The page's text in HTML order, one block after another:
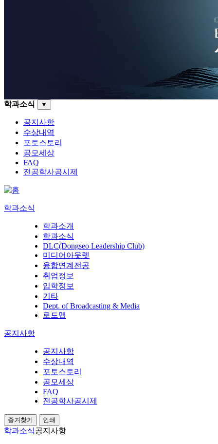
학과소식 ▼
공지사항
수상내역
포토스토리
공모세상
FAQ
전공학사공시제
학과소식
학과소개
학과소식
DLC(Dongseo Leadership Club)
미디어아웃렛
융합연계전공
취업정보
입학정보
기타
Dept. of Broadcasting & Media
로드맵
공지사항
공지사항
수상내역
포토스토리
공모세상
FAQ
전공학사공시제
즐겨찾기 인쇄
학과소식공지사항